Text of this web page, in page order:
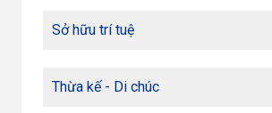
Sở hữu trí tuệ
Thừa kế - Di chúc